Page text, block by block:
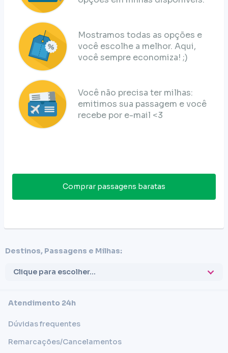
Mostramos todas as opções e
você escolhe a melhor. Aqui,
você sempre economiza! ;)
Você não precisa ter milhas:
emitimos sua passagem e você
recebe por e-mail <3
Comprar passagens baratas
Destinos, Passagens e Milhas:
Clique para escolher...
Atendimento 24h
Dúvidas frequentes
Remarcações/Cancelamentos